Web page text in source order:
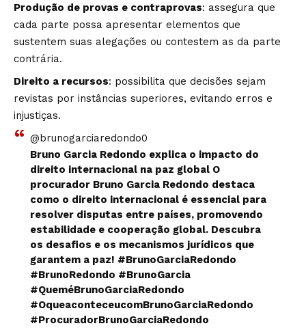
Produção de provas e contraprovas: assegura que
cada parte possa apresentar elementos que
sustentem suas alegações ou contestem as da parte
contrária.
Direito a recursos: possibilita que decisões sejam
revistas por instâncias superiores, evitando erros e
injustiças.
@brunogarciaredondo0
Bruno Garcia Redondo explica o impacto do
direito internacional na paz global O
procurador Bruno Garcia Redondo destaca
como o direito internacional é essencial para
resolver disputas entre países, promovendo
estabilidade e cooperação global. Descubra
os desafios e os mecanismos jurídicos que
garantem a paz! #BrunoGarciaRedondo
#BrunoRedondo #BrunoGarcia
#QueméBrunoGarciaRedondo
#OqueaconteceucomBrunoGarciaRedondo
#ProcuradorBrunoGarciaRedondo